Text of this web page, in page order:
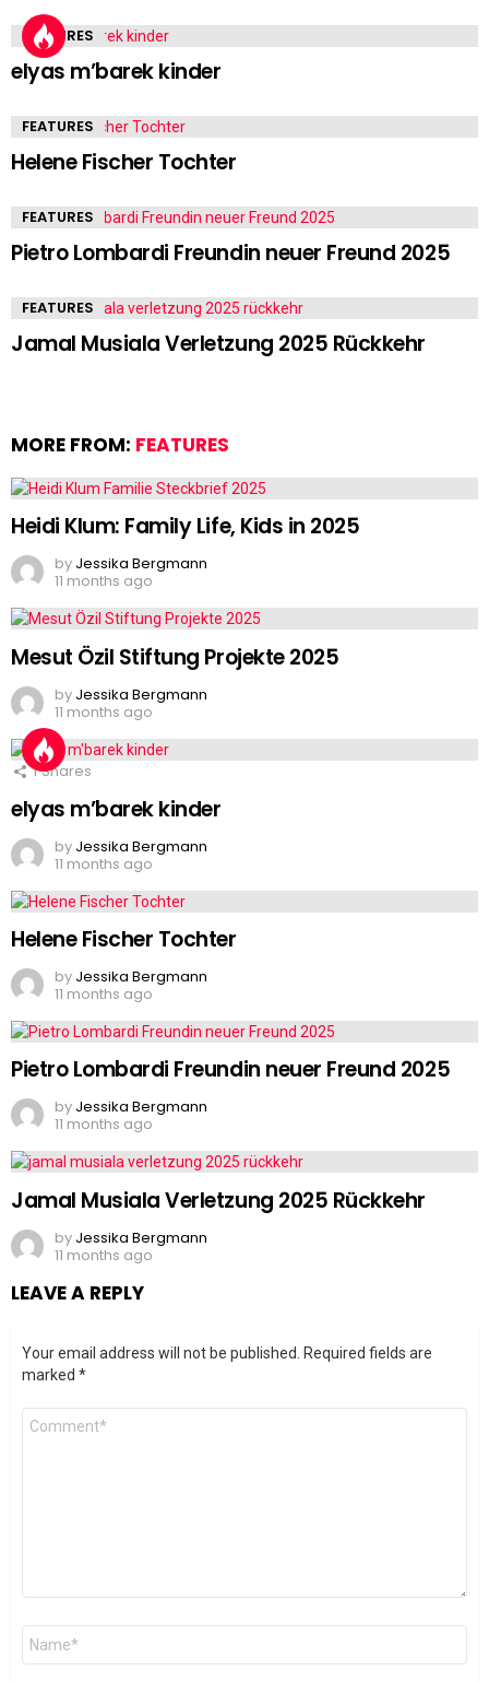
FEATURES
elyas m’barek kinder
FEATURES
Helene Fischer Tochter
FEATURES
Pietro Lombardi Freundin neuer Freund 2025
FEATURES
Jamal Musiala Verletzung 2025 Rückkehr
MORE FROM: FEATURES
Heidi Klum: Family Life, Kids in 2025
by Jessika Bergmann
11 months ago
Mesut Özil Stiftung Projekte 2025
by Jessika Bergmann
11 months ago
1 Shares
elyas m’barek kinder
by Jessika Bergmann
11 months ago
Helene Fischer Tochter
by Jessika Bergmann
11 months ago
Pietro Lombardi Freundin neuer Freund 2025
by Jessika Bergmann
11 months ago
Jamal Musiala Verletzung 2025 Rückkehr
by Jessika Bergmann
11 months ago
LEAVE A REPLY
Your email address will not be published.
Required fields are
marked *
Comment
Name